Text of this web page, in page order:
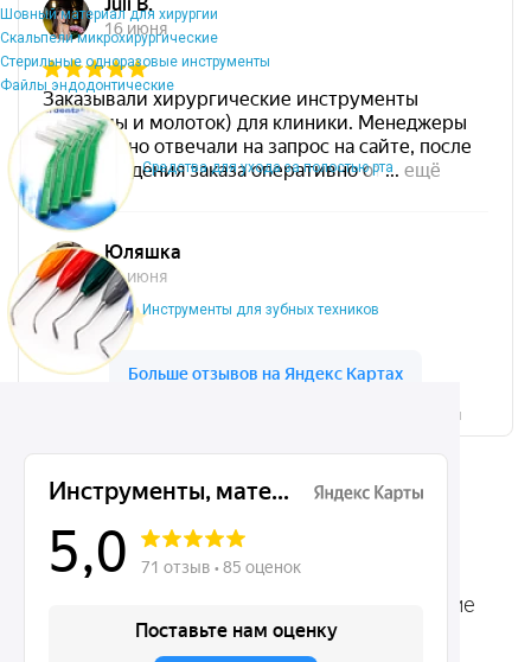
Шовный материал для хирургии
Скальпели микрохирургические
Стерильные одноразовые инструменты
Файлы эндодонтические
Средства для ухода за полостью рта
Инструменты для зубных техников
инструменты Dentins.ru на карте Москвы — Яндекс.Карты
Ассортимент
Стоматологические
аксессуары